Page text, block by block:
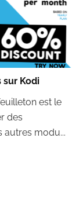
sur Kodi
est le
des
autres modu...